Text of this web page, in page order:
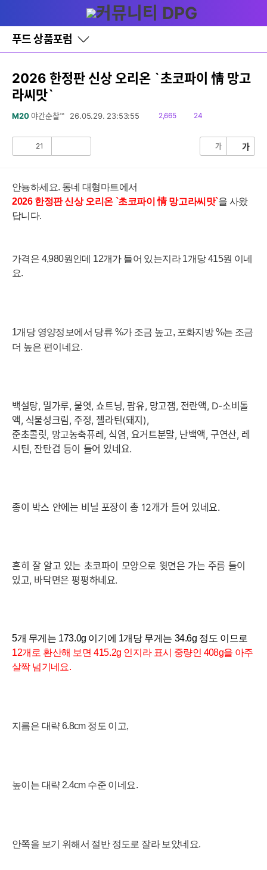
와
홈
푸드 상품포럼
바
로
기
레
창
글
2026 한정판 신상 오리온 `초코파이 情 망고
라씨맛`
M20 야간순찰™ 26.05.29. 23:53:55
읽
2,665
댓
24
공21 가 가
안뇽하세요. 동네 대형마트에서
2026 한정판 신상 오리온 `초코파이 情 망고라씨 맛`을 사왔
답니다.
가격은 4,980원인데 12개가 들어 있는지라 1개당 415원 이네
요.
1개당 영양정보에서 당류 %가 조금 높고, 포화지방 %는 조금
더 높은 편이네요.
백설탕, 밀가루, 물엿, 쇼트닝, 팜유, 망고잼, 전란액, D-소비톨
액, 식물성크림, 주정, 젤라틴(돼지),
준초콜릿, 망고농축퓨레, 식염, 요거트분말, 난백액, 구연산, 레
시틴, 잔탄검 등이 들어 있네요.
종이 박스 안에는 비닐 포장이 총 12개가 들어 있네요.
흔히 잘 알고 있는 초코파이 모양으로 윗면은 가는 주름 들이
있고, 바닥면은 평평하네요.
5개 무게는 173.0g 이기에 1개당 무게는 34.6g 정도 이므로
12개로 환산해 보면 415.2g 인지라 표시 중량인 408g을 아주
살짝 넘기네요.
지름은 대략 6.8cm 정도 이고,
높이는 대략 2.4cm 수준 이네요.
안쪽을 보기 위해서 절반 정도로 잘라 보았네요.